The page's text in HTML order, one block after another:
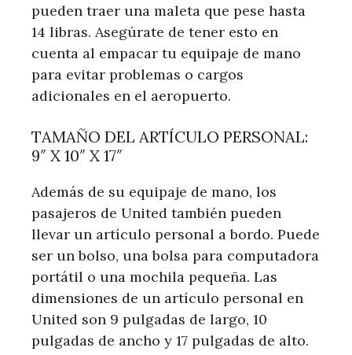
pueden traer una maleta que pese hasta
14 libras. Asegúrate de tener esto en
cuenta al empacar tu equipaje de mano
para evitar problemas o cargos
adicionales en el aeropuerto.
TAMAÑO DEL ARTÍCULO PERSONAL:
9″ X 10″ X 17″
Además de su equipaje de mano, los
pasajeros de United también pueden
llevar un artículo personal a bordo. Puede
ser un bolso, una bolsa para computadora
portátil o una mochila pequeña. Las
dimensiones de un artículo personal en
United son 9 pulgadas de largo, 10
pulgadas de ancho y 17 pulgadas de alto.